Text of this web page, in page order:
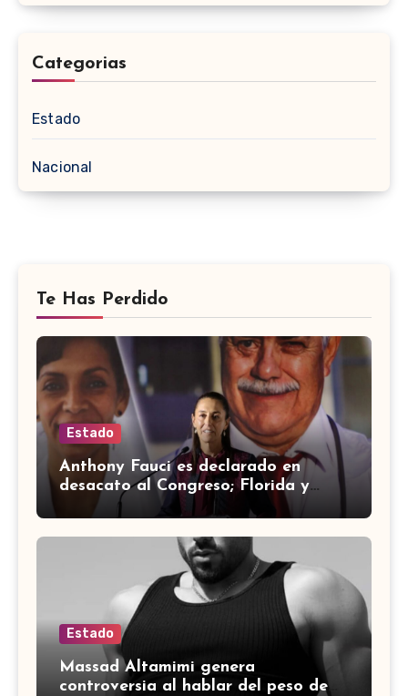
Categorias
Estado
Nacional
Te Has Perdido
Estado
Anthony Fauci es declarado en
desacato al Congreso; Florida y
otros estados intensifican
Estado
Massad Altamimi genera
controversia al hablar del peso de